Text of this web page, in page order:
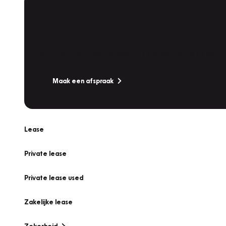
Maak een afspraak
Lease
Private lease
Private lease used
Zakelijke lease